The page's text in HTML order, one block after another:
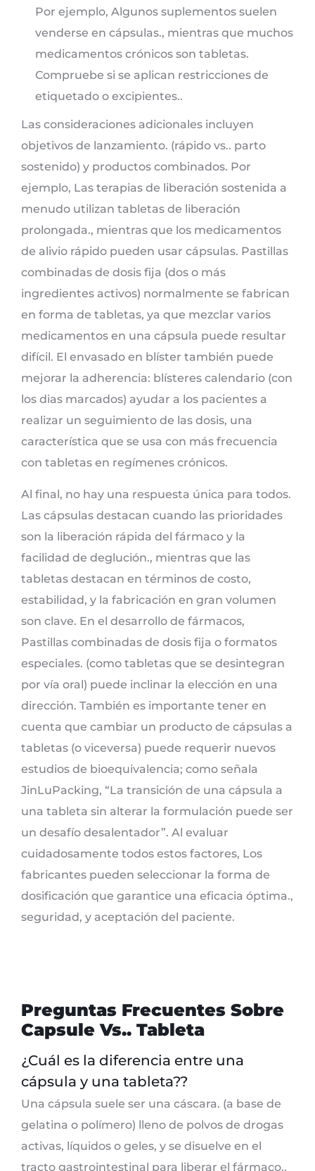
Por ejemplo, Algunos suplementos suelen
venderse en cápsulas., mientras que muchos
medicamentos crónicos son tabletas.
Compruebe si se aplican restricciones de
etiquetado o excipientes..
Las consideraciones adicionales incluyen
objetivos de lanzamiento. (rápido vs.. parto
sostenido) y productos combinados. Por
ejemplo, Las terapias de liberación sostenida a
menudo utilizan tabletas de liberación
prolongada., mientras que los medicamentos
de alivio rápido pueden usar cápsulas. Pastillas
combinadas de dosis fija (dos o más
ingredientes activos) normalmente se fabrican
en forma de tabletas, ya que mezclar varios
medicamentos en una cápsula puede resultar
difícil. El envasado en blíster también puede
mejorar la adherencia: blísteres calendario (con
los dias marcados) ayudar a los pacientes a
realizar un seguimiento de las dosis, una
característica que se usa con más frecuencia
con tabletas en regímenes crónicos.
Al final, no hay una respuesta única para todos.
Las cápsulas destacan cuando las prioridades
son la liberación rápida del fármaco y la
facilidad de deglución., mientras que las
tabletas destacan en términos de costo,
estabilidad, y la fabricación en gran volumen
son clave. En el desarrollo de fármacos,
Pastillas combinadas de dosis fija o formatos
especiales. (como tabletas que se desintegran
por vía oral) puede inclinar la elección en una
dirección. También es importante tener en
cuenta que cambiar un producto de cápsulas a
tabletas (o viceversa) puede requerir nuevos
estudios de bioequivalencia; como señala
JinLuPacking, “La transición de una cápsula a
una tableta sin alterar la formulación puede ser
un desafío desalentador”. Al evaluar
cuidadosamente todos estos factores, Los
fabricantes pueden seleccionar la forma de
dosificación que garantice una eficacia óptima.,
seguridad, y aceptación del paciente.
Preguntas Frecuentes Sobre
Capsule Vs.. Tableta
¿Cuál es la diferencia entre una
cápsula y una tableta??
Una cápsula suele ser una cáscara. (a base de
gelatina o polímero) lleno de polvos de drogas
activas, líquidos o geles, y se disuelve en el
tracto gastrointestinal para liberar el fármaco..